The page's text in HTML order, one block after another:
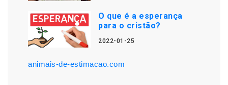
O que é a esperança
para o cristão?
2022-01-25
animais-de-estimacao.com